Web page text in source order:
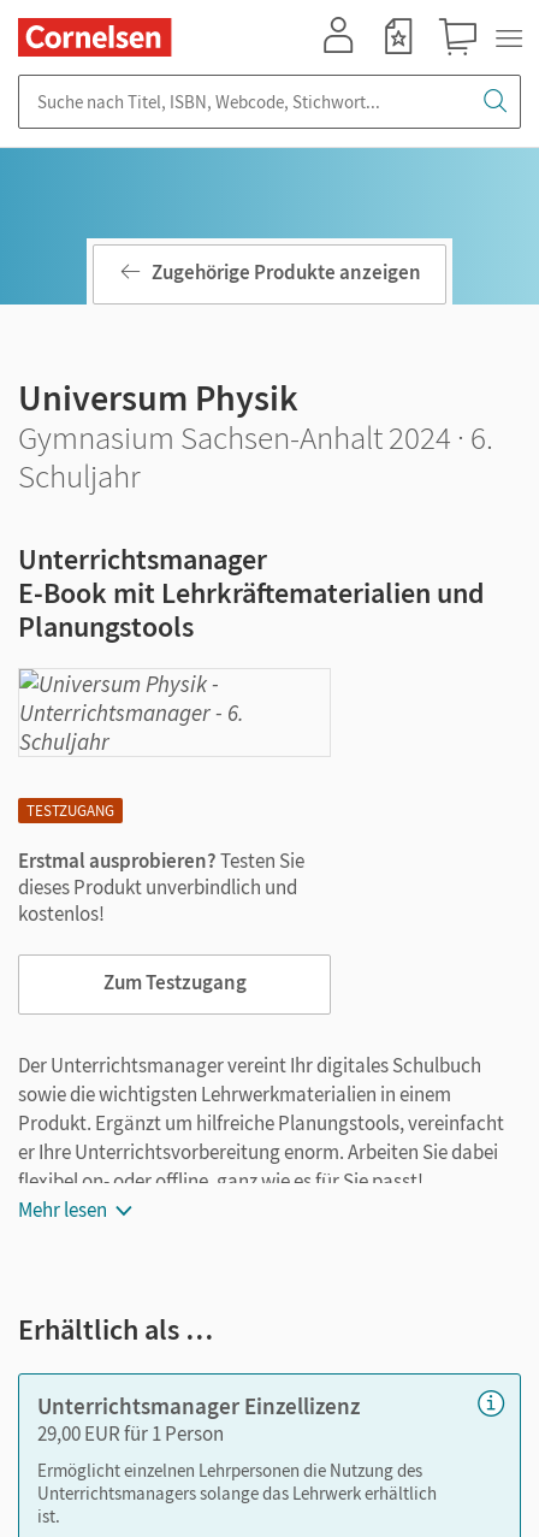
TESTZUGANG
Erstmal ausprobieren?Testen Sie
dieses Produkt unverbindlich und
kostenlos!
Zum Testzugang
Zugehörige Produkte anzeigen
Universum Physik
Gymnasium Sachsen-Anhalt 2024 · 6.
Schuljahr
Unterrichtsmanager
E-Book mit Lehrkräftematerialien und
Planungstools
Der Unterrichtsmanager vereint Ihr digitales Schulbuch
sowie die wichtigsten Lehrwerkmaterialien in einem
Produkt. Ergänzt um hilfreiche Planungstools, vereinfacht
er Ihre Unterrichtsvorbereitung enorm. Arbeiten Sie dabei
flexibel on- oder offline, ganz wie es für Sie passt!
kapitelgenaue Materialanordnung
editierbare Kopiervorlagen
Grafiken, Videos
Mehr lesen
Erhältlich als …
Unterrichtsmanager Einzellizenz
29,00 EUR für 1 Person
Ermöglicht einzelnen Lehrpersonen die Nutzung des
Unterrichtsmanagers solange das Lehrwerk erhältlich
ist.